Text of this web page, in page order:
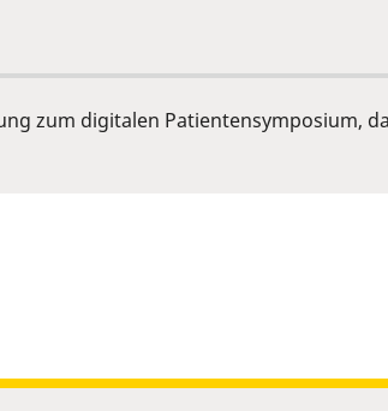
zum digitalen Patientensymposium,